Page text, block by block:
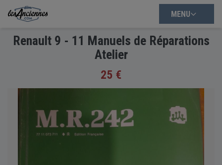
MENU
Renault 9 - 11 Manuels de Réparations
Atelier
25 €